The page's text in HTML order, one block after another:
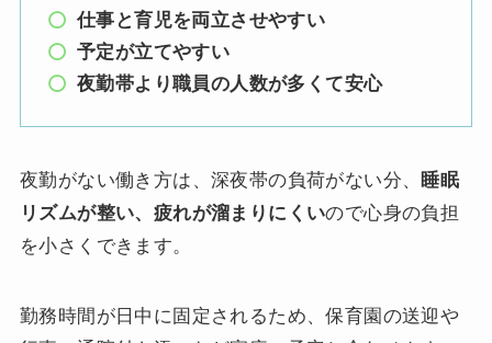
仕事と育児を両立させやすい
予定が立てやすい
夜勤帯より職員の人数が多くて安心
夜勤がない働き方は、深夜帯の負荷がない分、 睡眠
リズムが整い、疲れが溜まりにくいので心身の負担
を小さくできます。
勤務時間が日中に固定されるため、保育園の送迎や